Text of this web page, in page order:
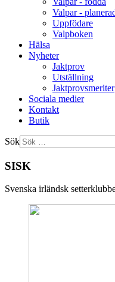
Valpar -
Uppfödare
Valpboken
Hälsa
Nyheter
Jaktprov
Utställning
Jaktprovsmeriter
Sociala medier
Kontakt
Butik
Sök
SISK
Svenska irländsk